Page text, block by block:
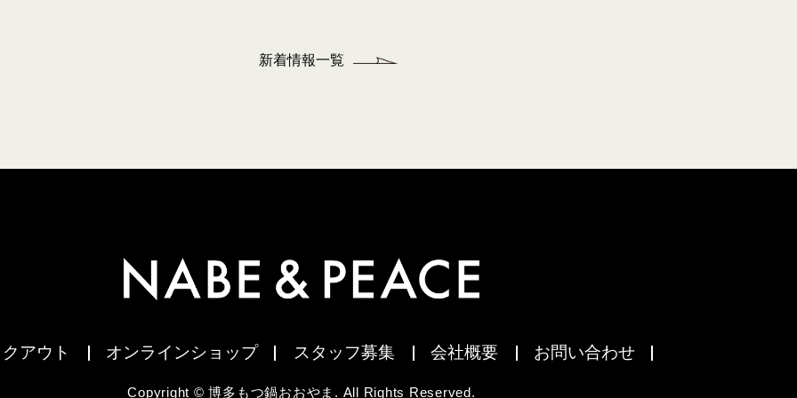
新着情報一覧
アウト オンラインショップ スタッフ募集 会社概要 お問い合わせ
Copyright © 博多もつ鍋おおやま. All Rights Reserved.